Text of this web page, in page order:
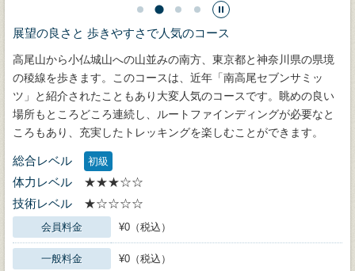
展望の良さと 歩きやすさで人気のコース
高尾山から小仏城山への山並みの南方、東京都と神奈川県の県境
の稜線を歩きます。このコースは、近年「南高尾セブンサミッ
ツ」と紹介されたこともあり大変人気のコースです。眺めの良い
場所もところどころ連続し、ルートファインディングが必要なと
ころもあり、充実したトレッキングを楽しむことができます。
総合レベル 初級
体力レベル
★★★☆☆
技術レベル
★☆☆☆☆
会員料金 ¥0（税込）
一般料金 ¥0（税込）